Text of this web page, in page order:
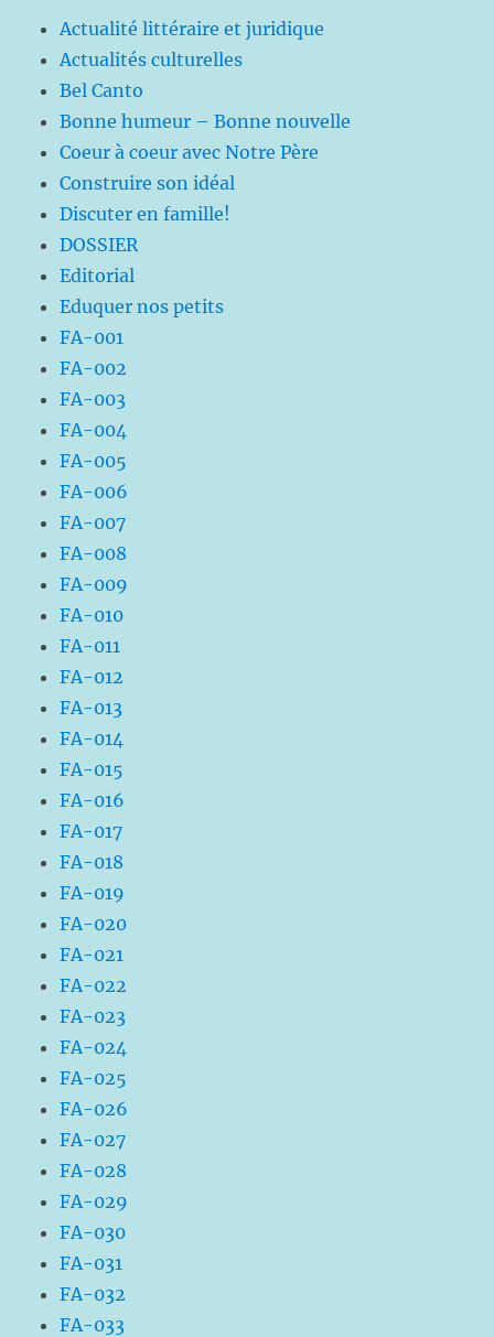
Actualité littéraire et juridique
Actualités culturelles
Bel Canto
Bonne humeur – Bonne nouvelle
Coeur à coeur avec Notre Père
Construire son idéal
Discuter en famille!
DOSSIER
Editorial
Eduquer nos petits
FA-001
FA-002
FA-003
FA-004
FA-005
FA-006
FA-007
FA-008
FA-009
FA-010
FA-011
FA-012
FA-013
FA-014
FA-015
FA-016
FA-017
FA-018
FA-019
FA-020
FA-021
FA-022
FA-023
FA-024
FA-025
FA-026
FA-027
FA-028
FA-029
FA-030
FA-031
FA-032
FA-033